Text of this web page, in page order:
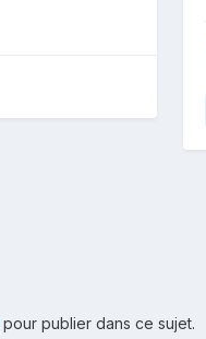
pour publier dans ce sujet.